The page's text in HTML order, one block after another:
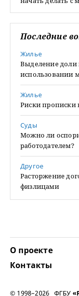
Последние
Жилье
Выделение
использовании
Жилье
Риски прописки
Суды
Можно ли
работодателем?
Другое
Расторжение
физлицами
О проекте
Контакты
© 1998–2026 ФГБУ